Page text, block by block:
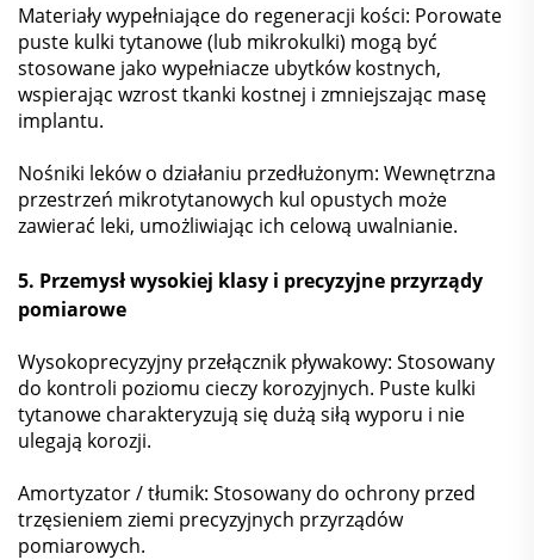
Materiały wypełniające do regeneracji kości: Porowate
puste kulki tytanowe (lub mikrokulki) mogą być
stosowane jako wypełniacze ubytków kostnych,
wspierając wzrost tkanki kostnej i zmniejszając masę
implantu.
Nośniki leków o działaniu przedłużonym: Wewnętrzna
przestrzeń mikrotytanowych kul opustych może
zawierać leki, umożliwiając ich celową uwalnianie.
5. Przemysł wysokiej klasy i precyzyjne przyrządy
pomiarowe
Wysokoprecyzyjny przełącznik pływakowy: Stosowany
do kontroli poziomu cieczy korozyjnych. Puste kulki
tytanowe charakteryzują się dużą siłą wyporu i nie
ulegają korozji.
Amortyzator / tłumik: Stosowany do ochrony przed
trzęsieniem ziemi precyzyjnych przyrządów
pomiarowych.